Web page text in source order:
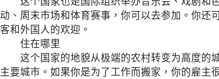
动、周末市场和体育赛事，你可以去参加。你还
客和外国人的欢迎。
住在哪里
这个国家的地貌从极端的农村转变为高度的城
主要城市。如果你是为了工作而搬家，你的雇主